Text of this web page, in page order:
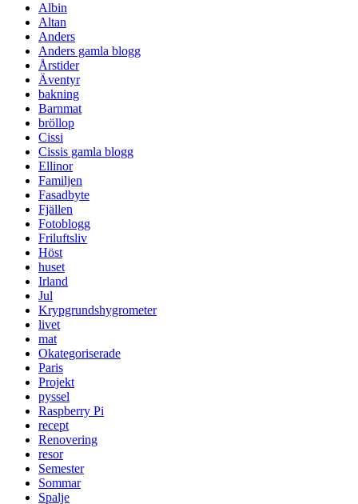
Albin
Altan
Anders
Anders gamla blogg
Årstider
Äventyr
bakning
Barnmat
bröllop
Cissi
Cissis gamla blogg
Ellinor
Familjen
Fasadbyte
Fjällen
Fotoblogg
Friluftsliv
Höst
huset
Irland
Jul
Krypgrundshygrometer
livet
mat
Okategoriserade
Paris
Projekt
pyssel
Raspberry Pi
recept
Renovering
resor
Semester
Sommar
Spalje